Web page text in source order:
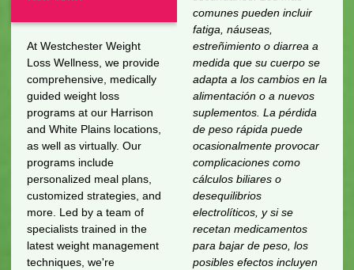
At Westchester Weight
Loss Wellness, we provide
comprehensive, medically
guided weight loss
programs at our Harrison
and White Plains locations,
as well as virtually. Our
programs include
personalized meal plans,
customized strategies, and
more. Led by a team of
specialists trained in the
latest weight management
techniques, we're
comunes pueden incluir
fatiga, náuseas,
estreñimiento o diarrea a
medida que su cuerpo se
adapta a los cambios en la
alimentación o a nuevos
suplementos. La pérdida
de peso rápida puede
ocasionalmente provocar
complicaciones como
cálculos biliares o
desequilibrios
electrolíticos, y si se
recetan medicamentos
para bajar de peso, los
posibles efectos incluyen